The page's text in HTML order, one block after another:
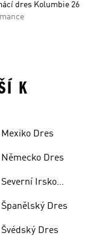
dres Kolumbie 26
K
Mexiko Dres
Německo Dres
Severní Irsko
Španělský Dres
Švédský Dres